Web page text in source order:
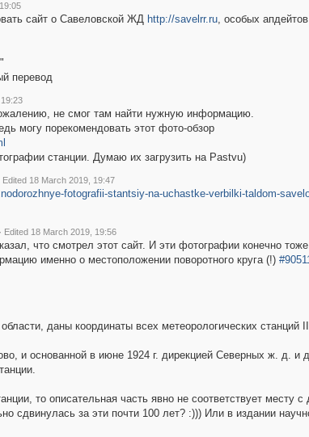
сайт о Савеловской ЖД http://savelrr.ru, особых
перевод
не смог там найти нужную информацию.
могу порекомендовать этот фото-обзор
станции. Думаю их загрузить на Pastvu)
Edited 18 March 2019, 19:47
fotografii-stantsiy-na-uchastke-verbilki-taldom-
· Edited 18 March 2019, 19:56
что смотрел этот сайт. И эти фотографии конечно
именно о местоположении поворотного круга (!)
даны координаты всех метеорологических станций
и основанной в июне 1924 г. дирекцией Северных ж. д. и
то описательная часть явно не соответствует месту
сдвинулась за эти почти 100 лет? :))) Или в издании